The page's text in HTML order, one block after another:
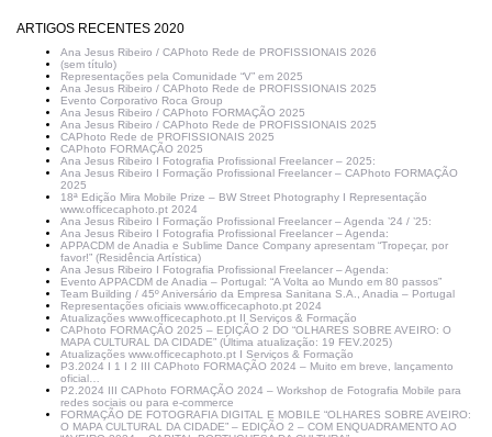
ARTIGOS RECENTES 2020
Ana Jesus Ribeiro / CAPhoto Rede de PROFISSIONAIS 2026
(sem título)
Representações pela Comunidade “V” em 2025
Ana Jesus Ribeiro / CAPhoto Rede de PROFISSIONAIS 2025
Evento Corporativo Roca Group
Ana Jesus Ribeiro / CAPhoto FORMAÇÃO 2025
Ana Jesus Ribeiro / CAPhoto Rede de PROFISSIONAIS 2025
CAPhoto Rede de PROFISSIONAIS 2025
CAPhoto FORMAÇÃO 2025
Ana Jesus Ribeiro I Fotografia Profissional Freelancer – 2025:
Ana Jesus Ribeiro I Formação Profissional Freelancer – CAPhoto FORMAÇÃO
2025
18ª Edição Mira Mobile Prize – BW Street Photography I Representação
www.officecaphoto.pt 2024
Ana Jesus Ribeiro I Formação Profissional Freelancer – Agenda ’24 / ’25:
Ana Jesus Ribeiro I Fotografia Profissional Freelancer – Agenda:
APPACDM de Anadia e Sublime Dance Company apresentam “Tropeçar, por
favor!” (Residência Artística)
Ana Jesus Ribeiro I Fotografia Profissional Freelancer – Agenda:
Evento APPACDM de Anadia – Portugal: “A Volta ao Mundo em 80 passos”
Team Building / 45º Aniversário da Empresa Sanitana S.A., Anadia – Portugal
Representações oficiais www.officecaphoto.pt 2024
Atualizações www.officecaphoto.pt II Serviços & Formação
CAPhoto FORMAÇÃO 2025 – EDIÇÃO 2 DO “OLHARES SOBRE AVEIRO: O
MAPA CULTURAL DA CIDADE” (Última atualização: 19 FEV.2025)
Atualizações www.officecaphoto.pt I Serviços & Formação
P3.2024 I 1 I 2 III CAPhoto FORMAÇÃO 2024 – Muito em breve, lançamento
oficial…
P2.2024 III CAPhoto FORMAÇÃO 2024 – Workshop de Fotografia Mobile para
redes sociais ou para e-commerce
FORMAÇÃO DE FOTOGRAFIA DIGITAL E MOBILE “OLHARES SOBRE AVEIRO:
O MAPA CULTURAL DA CIDADE” – EDIÇÃO 2 – COM ENQUADRAMENTO AO